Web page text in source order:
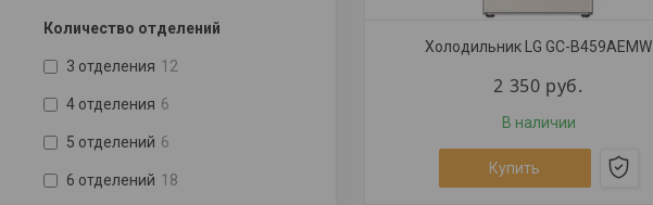
Количество отделений
3 отделения 12
4 отделения 6
5 отделений 6
6 отделений 18
Холодильник LG GC-B459AEMW
2 350 руб.
В наличии
Купить